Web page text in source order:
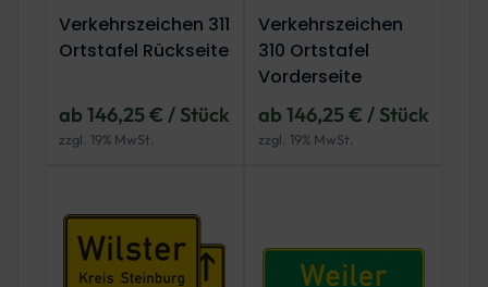
Verkehrszeichen 311
Ortstafel Rückseite
ab 146,25 € / Stück
zzgl. 19% MwSt.
Verkehrszeichen
310 Ortstafel
Vorderseite
ab 146,25 € / Stück
zzgl. 19% MwSt.